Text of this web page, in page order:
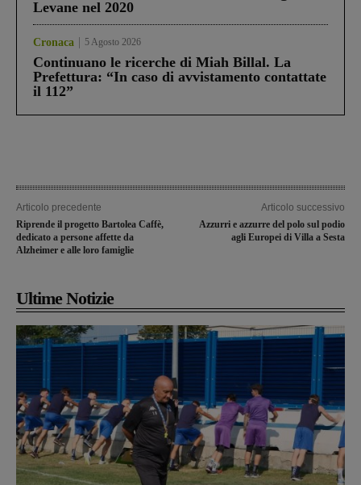
Levane nel 2020
Cronaca 5 Agosto 2026
Continuano le ricerche di Miah Billal. La
Prefettura: “In caso di avvistamento contattate
il 112”
Articolo precedente
Riprende il progetto Bartolea Caffè,
dedicato a persone affette da
Alzheimer e alle loro famiglie
Articolo successivo
Azzurri e azzurre del polo sul podio
agli Europei di Villa a Sesta
Ultime Notizie